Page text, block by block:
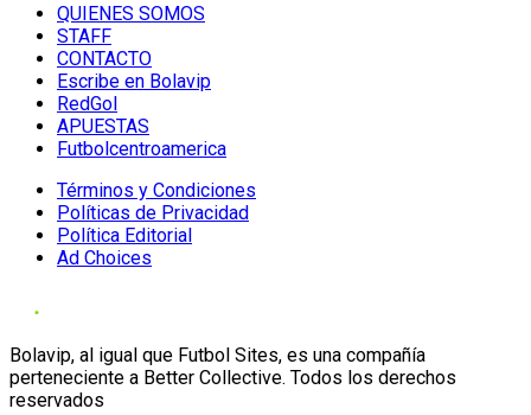
QUIENES SOMOS
STAFF
CONTACTO
Escribe en Bolavip
RedGol
APUESTAS
Futbolcentroamerica
Términos y Condiciones
Políticas de Privacidad
Política Editorial
Ad Choices
Bolavip, al igual que Futbol Sites, es una compañía
perteneciente a Better Collective. Todos los derechos
reservados